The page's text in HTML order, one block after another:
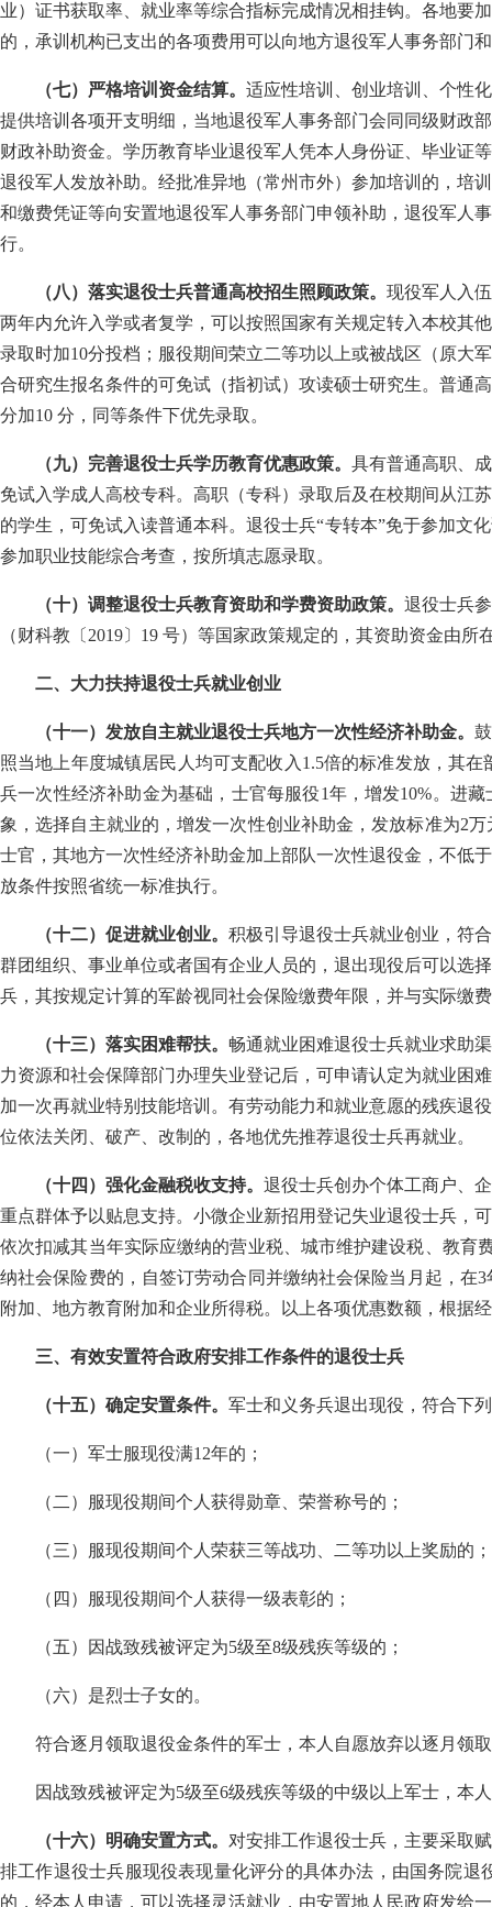
业）证书获取率、就业率等综合指标完成情况相挂钩。各地要
的，承训机构已支出的各项费用可以向地方退役军人事务部门
（七）严格培训资金结算。 适应性培训、创业培训、个性
提供培训各项开支明细，当地退役军人事务部门会同同级财政
财政补助资金。学历教育毕业退役军人凭本人身份证、毕业证
退役军人发放补助。经批准异地（常州市外）参加培训的，培
和缴费凭证等向安置地退役军人事务部门申领补助，退役军人
行。
（八）落实退役士兵普通高校招生照顾政策。 现役军人入
两年内允许入学或者复学，可以按照国家有关规定转入本校其
录取时加10分投档；服役期间荣立二等功以上或被战区（原大
合研究生报名条件的可免试（指初试）攻读硕士研究生。普通
分加10 分，同等条件下优先录取。
（九）完善退役士兵学历教育优惠政策。 具有普通高职、
免试入学成人高校专科。高职（专科）录取后及在校期间从江
的学生，可免试入读普通本科。退役士兵“专转本”免于参加文
参加职业技能综合考查，按所填志愿录取。
（十）调整退役士兵教育资助和学费资助政策。 退役士兵
（财科教〔2019〕19 号）等国家政策规定的，其资助资金由
二、大力扶持退役士兵就业创业
（十一）发放自主就业退役士兵地方一次性经济补助金。
照当地上年度城镇居民人均可支配收入1.5倍的标准发放，其
兵一次性经济补助金为基础，士官每服役1年，增发10%。进
象，选择自主就业的，增发一次性创业补助金，发放标准为2
士官，其地方一次性经济补助金加上部队一次性退役金，不低
放条件按照省统一标准执行。
（十二）促进就业创业。 积极引导退役士兵就业创业，符
群团组织、事业单位或者国有企业人员的，退出现役后可以选
兵，其按规定计算的军龄视同社会保险缴费年限，并与实际缴
（十三）落实困难帮扶。 畅通就业困难退役士兵就业求助
力资源和社会保障部门办理失业登记后，可申请认定为就业困
加一次再就业特别技能培训。有劳动能力和就业意愿的残疾退
位依法关闭、破产、改制的，各地优先推荐退役士兵再就业。
（十四）强化金融税收支持。 退役士兵创办个体工商户、
重点群体予以贴息支持。小微企业新招用登记失业退役士兵，
依次扣减其当年实际应缴纳的营业税、城市维护建设税、教育
纳社会保险费的，自签订劳动合同并缴纳社会保险当月起，在
附加、地方教育附加和企业所得税。以上各项优惠数额，根据
三、有效安置符合政府安排工作条件的退役士兵
（十五）确定安置条件。 军士和义务兵退出现役，符合下
（一）军士服现役满12年的；
（二）服现役期间个人获得勋章、荣誉称号的；
（三）服现役期间个人荣获三等战功、二等功以上奖励的；
（四）服现役期间个人获得一级表彰的；
（五）因战致残被评定为5级至8级残疾等级的；
（六）是烈士子女的。
符合逐月领取退役金条件的军士，本人自愿放弃以逐月领
因战致残被评定为5级至6级残疾等级的中级以上军士，本
（十六）明确安置方式。 对安排工作退役士兵，主要采取
排工作退役士兵服现役表现量化评分的具体办法，由国务院
的，经本人申请，可以选择灵活就业，由安置地人民政府发给